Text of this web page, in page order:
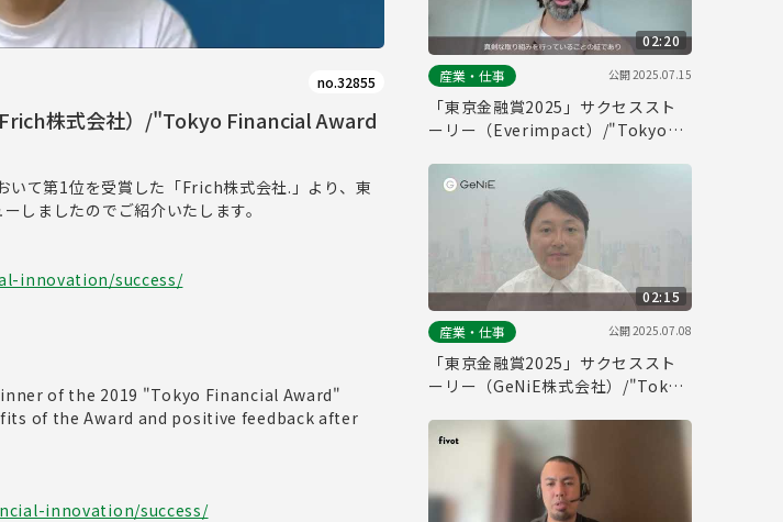
no.32855
Frich株式会社）/"Tokyo Financial Award
て第1位を受賞した「Frich株式会社.」より、東
しましたのでご紹介いたします。
innovation/success/
of the 2019 "Tokyo Financial Award"
of the Award and positive feedback after
innovation/success/
02:20
産業・仕事
公開2025.07.15
「東京金融賞2025」サクセススト
ーリー（Everimpact）/"Tokyo
Story (Everimpact)
02:15
産業・仕事
公開2025.07.08
「東京金融賞2025」サクセススト
ーリー（GeNiE株式会社）/"Tokyo
Story (GeNiE Inc.)